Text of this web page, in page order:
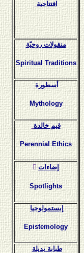
افتتاحية
منقولات روحيّة
Spiritual Traditions
أسطورة
Mythology
قيم خالدة
Perennial Ethics
ٍإضاءات
Spotlights
إبستمولوجيا
Epistemology
طبابة بديلة